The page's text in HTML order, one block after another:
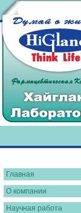
Главная
О компании
Научная работа